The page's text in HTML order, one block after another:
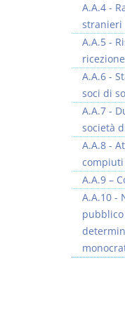
A.A.4 -
stranieri
A.A.5 -
A.A.6 -
soci di
A.A.7 -
società
A.A.8 -
compiuti
A.A.9 –
A.A.10 -
relazione giuridica
Versione ebook€ 5,99